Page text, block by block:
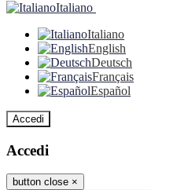
Italiano
Italiano
English
Deutsch
Français
Español
Accedi
Accedi
button close ×